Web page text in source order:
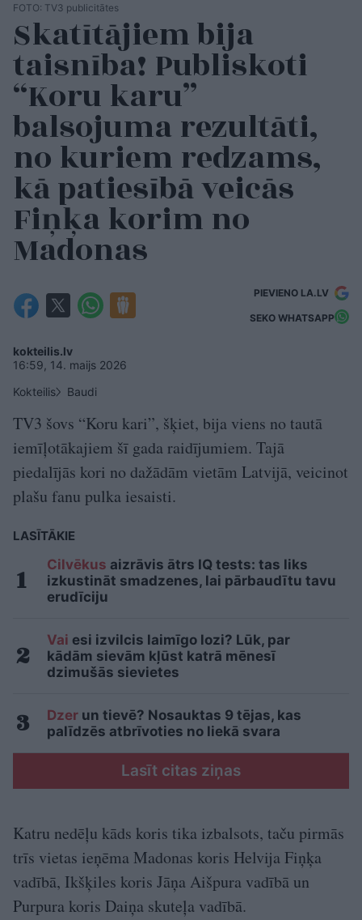
FOTO: TV3 publicitātes
Skatītājiem bija
taisnība! Publiskoti
“Koru karu”
balsojuma rezultāti,
no kuriem redzams,
kā patiesībā veicās
Fiņķa korim no
Madonas
PIEVIENO LA.LV
SEKO WHATSAPP
kokteilis.lv
16:59, 14. maijs 2026
Kokteilis
Baudi
TV3 šovs “Koru kari”, šķiet, bija viens no tautā
iemīļotākajiem šī gada raidījumiem. Tajā
piedalījās kori no dažādām vietām Latvijā, veicinot
plašu fanu pulka iesaisti.
LASĪTĀKIE
Cilvēkus aizrāvis ātrs IQ tests: tas liks
izkustināt smadzenes, lai pārbaudītu tavu
erudīciju
Vai esi izvilcis laimīgo lozi? Lūk, par
kādām sievām kļūst katrā mēnesī
dzimušās sievietes
Dzer un tievē? Nosauktas 9 tējas, kas
palīdzēs atbrīvoties no liekā svara
Lasīt citas ziņas
Katru nedēļu kāds koris tika izbalsots, taču pirmās
trīs vietas ieņēma Madonas koris Helvija Fiņķa
vadībā, Ikšķiles koris Jāņa Aišpura vadībā un
Purpura koris Daiņa skuteļa vadībā.